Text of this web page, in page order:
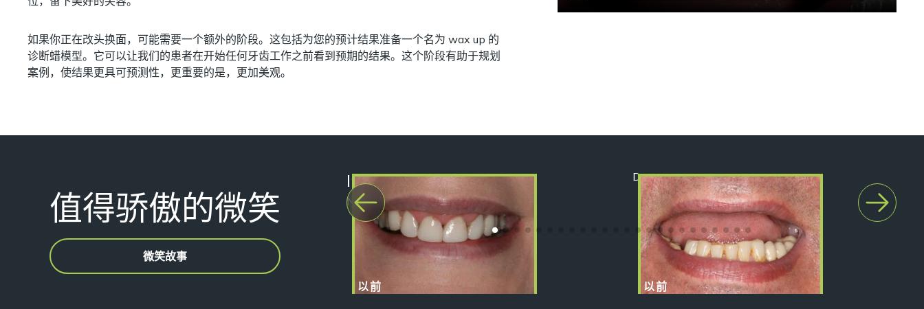
如果你正在改头换面，可能需要一个额外的阶段。这包括为您的预计结果准备一个名为 wax up 的
诊断蜡模型。它可以让我们的患者在开始任何牙齿工作之前看到预期的结果。这个阶段有助于规划
案例，使结果更具可预测性，更重要的是，更加美观。
值得骄傲的微笑
微笑故事
以前
Invisible Braces
Natalie
以前
Darren